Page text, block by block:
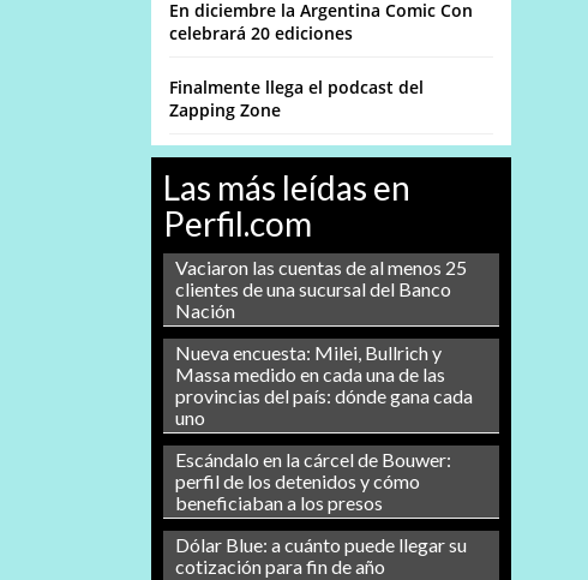
En diciembre la Argentina Comic Con
celebrará 20 ediciones
Finalmente llega el podcast del
Zapping Zone
Las más leídas en
Perfil.com
Vaciaron las cuentas de al menos 25
clientes de una sucursal del Banco
Nación
Nueva encuesta: Milei, Bullrich y
Massa medido en cada una de las
provincias del país: dónde gana cada
uno
Escándalo en la cárcel de Bouwer:
perfil de los detenidos y cómo
beneficiaban a los presos
Dólar Blue: a cuánto puede llegar su
cotización para fin de año